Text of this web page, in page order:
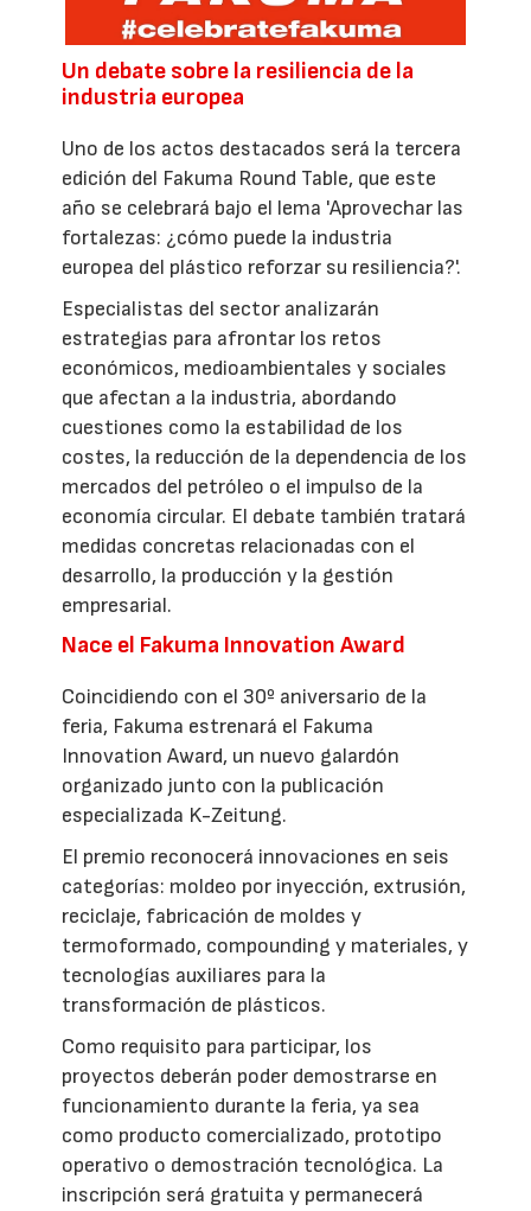
Un debate sobre la resiliencia de la
industria europea
Uno de los actos destacados será la tercera
edición del Fakuma Round Table, que este
año se celebrará bajo el lema 'Aprovechar las
fortalezas: ¿cómo puede la industria
europea del plástico reforzar su resiliencia?'.
Especialistas del sector analizarán
estrategias para afrontar los retos
económicos, medioambientales y sociales
que afectan a la industria, abordando
cuestiones como la estabilidad de los
costes, la reducción de la dependencia de los
mercados del petróleo o el impulso de la
economía circular. El debate también tratará
medidas concretas relacionadas con el
desarrollo, la producción y la gestión
empresarial.
Nace el Fakuma Innovation Award
Coincidiendo con el 30º aniversario de la
feria, Fakuma estrenará el Fakuma
Innovation Award, un nuevo galardón
organizado junto con la publicación
especializada K-Zeitung.
El premio reconocerá innovaciones en seis
categorías: moldeo por inyección, extrusión,
reciclaje, fabricación de moldes y
termoformado, compounding y materiales, y
tecnologías auxiliares para la
transformación de plásticos.
Como requisito para participar, los
proyectos deberán poder demostrarse en
funcionamiento durante la feria, ya sea
como producto comercializado, prototipo
operativo o demostración tecnológica. La
inscripción será gratuita y permanecerá